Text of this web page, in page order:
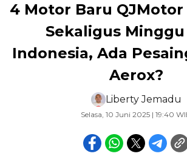
4 Motor Baru
Sekaligus
Indonesia, Ada
Aerox?
Liberty Jemadu
Selasa, 10 Juni 2025 | 19:40